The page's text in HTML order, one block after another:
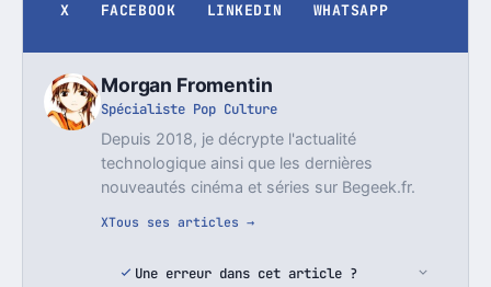
X FACEBOOK LINKEDIN WHATSAPP
Morgan Fromentin
Spécialiste Pop Culture
Depuis 2018, je décrypte l'actualité
technologique ainsi que les dernières
nouveautés cinéma et séries sur Begeek.fr.
XTous ses articles →
Une erreur dans cet article ?